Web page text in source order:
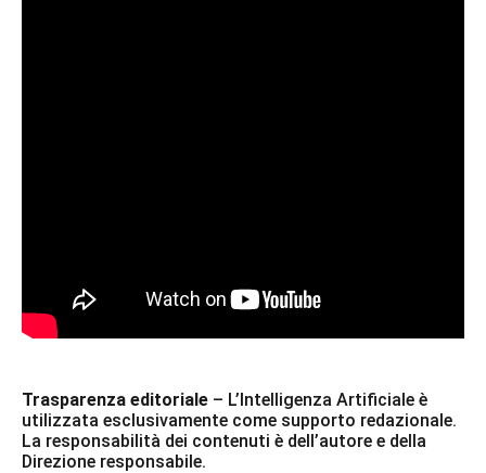
Trasparenza editoriale – L’Intelligenza Artificiale è
utilizzata esclusivamente come supporto redazionale.
La responsabilità dei contenuti è dell’autore e della
Direzione responsabile.